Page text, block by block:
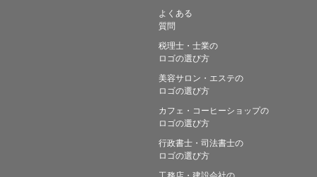
よくある
質問
税理士・士業の
ロゴの選び方
美容サロン・エステの
ロゴの選び方
カフェ・コーヒーショップの
ロゴの選び方
行政書士・司法書士の
ロゴの選び方
工務店・建設会社の